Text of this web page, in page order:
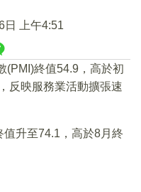
日 上午4:51
(PMI)終值54.9，高於初
反映服務業活動擴張速
升至74.1，高於8月終